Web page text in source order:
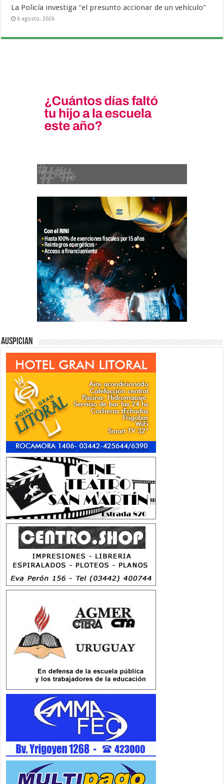
La Policía investiga "el presunto accionar de un vehículo"
6 agosto, 2026
Auspician